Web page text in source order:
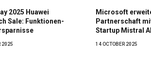
2025 Huawei
Sale: Funktionen-
2025
Microsoft
Partnerschaft
Startup Mistral AI
14 OCTOBER 2025